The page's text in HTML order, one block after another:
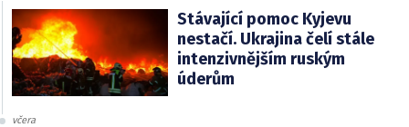
Stávající pomoc Kyjevu
nestačí. Ukrajina čelí stále
intenzivnějším ruským
úderům
včera